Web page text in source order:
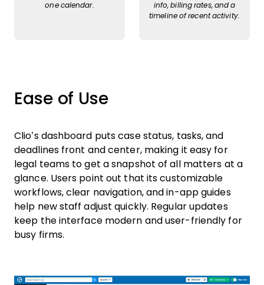
one calendar.
info, billing rates, and a
timeline of recent activity.
Ease of Use
Clio’s dashboard puts case status, tasks, and
deadlines front and center, making it easy for
legal teams to get a snapshot of all matters at a
glance. Users point out that its customizable
workflows, clear navigation, and in-app guides
help new staff adjust quickly. Regular updates
keep the interface modern and user-friendly for
busy firms.